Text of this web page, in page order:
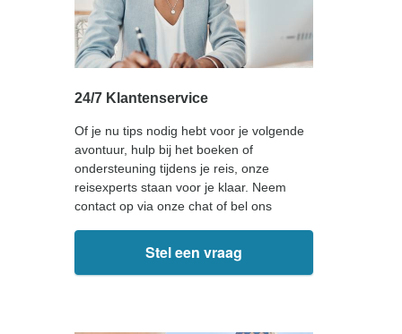
24/7 Klantenservice
Of je nu tips nodig hebt voor je volgende
avontuur, hulp bij het boeken of
ondersteuning tijdens je reis, onze
reisexperts staan voor je klaar. Neem
contact op via onze chat of bel ons
Stel een vraag